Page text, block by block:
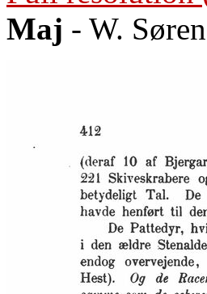
Maj - W.